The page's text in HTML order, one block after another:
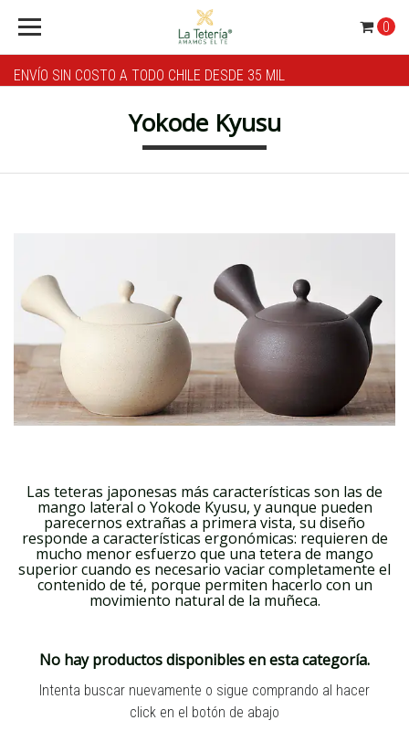
ENVÍO SIN COSTO A TODO CHILE DESDE 35 MIL
0
Yokode Kyusu
Las teteras japonesas más características son las de
mango lateral o Yokode Kyusu, y aunque pueden
parecernos extrañas a primera vista, su diseño
responde a características ergonómicas: requieren de
mucho menor esfuerzo que una tetera de mango
superior cuando es necesario vaciar completamente el
contenido de té, porque permiten hacerlo con un
movimiento natural de la muñeca.
No hay productos disponibles en esta categoría.
Intenta buscar nuevamente o sigue comprando al hacer
click en el botón de abajo